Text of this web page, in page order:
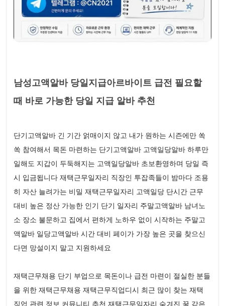
남성고액알바 당일지급아르바이트 급전 필요할
때 바로 가능한 당일 지급 알바 추천
단기고액알바 긴 기간 얽매이지 않고 내가 원하는 시즌에만 쏙
쏙 참여해서 목돈 마련하는 단기고액알바 고액일당알바 하루만
일해도 지갑이 두둑해지는 고액일당알바 초보환영하며 당일 즉
시 입금됩니다 재택근무일자리 직장인 투잡족들이 밤마다 조용
히 자산 늘려가는 비밀 재택근무일자리 고액일당 단시간 근무
대비 높은 정산 가능한 인기 단기 일자리 주말고액알바 남녀노
소 장소 불문하고 집에서 편하게 노하우 없이 시작하는 주말고
액알바 일당고액알바 시간 대비 페이가 가장 높은 곳을 찾으신
다면 망설이지 말고 지원하세요
재택근무채용 단기 부업으로 목돈이나 급전 마련이 절실한 분들
을 위한 재택근무채용 재택근무직업디시 최근 많이 찾는 재택
직업 관련 정보 커뮤니티 추천 재택근무일자리 숨겨진 꿀 같은